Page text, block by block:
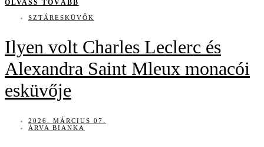
OLVASS TOVÁBB
SZTÁRESKÜVŐK
Ilyen volt Charles Leclerc és
Alexandra Saint Mleux monacói
esküvője
2026. MÁRCIUS 07.
ÁRVA BIANKA